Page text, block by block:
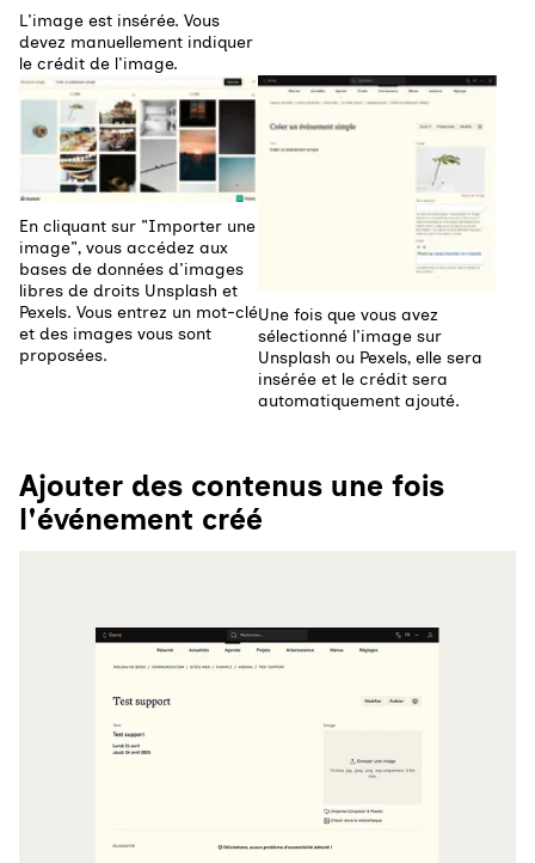
L'image est insérée. Vous
devez manuellement indiquer
le crédit de l'image.
Agrandir
En cliquant sur "Importer une
image", vous accédez aux
bases de données d'images
libres de droits Unsplash et
Pexels. Vous entrez un mot-clé
et des images vous sont
proposées.
Agrandir
Une fois que vous avez
sélectionné l'image sur
Unsplash ou Pexels, elle sera
insérée et le crédit sera
automatiquement ajouté.
Ajouter des contenus une fois
l'événement créé